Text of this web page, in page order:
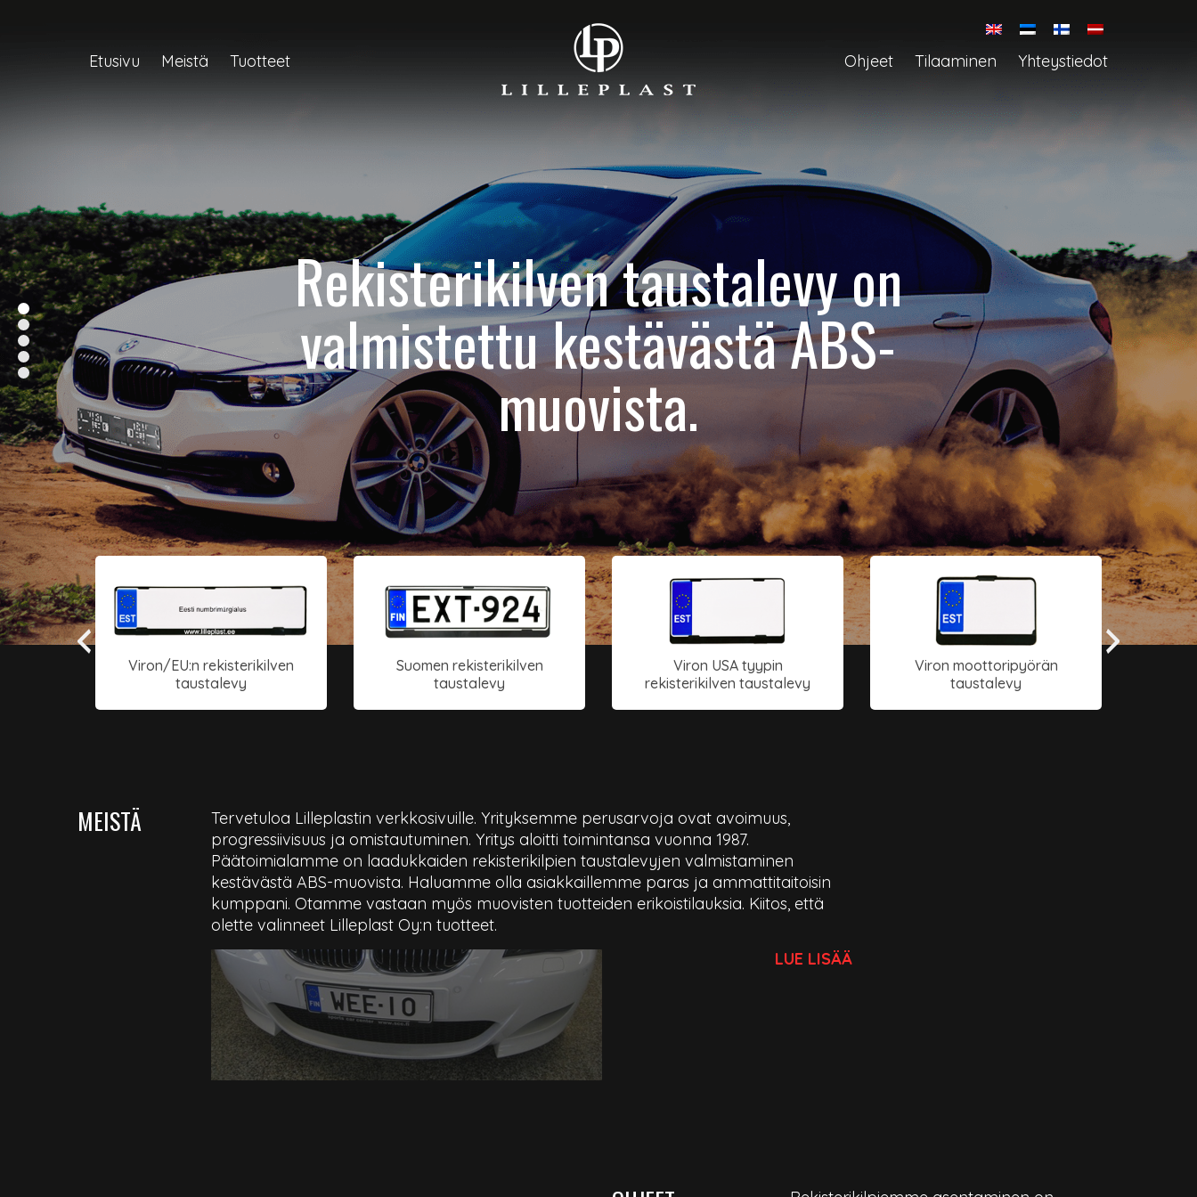
Etusivu Meistä Tuotteet Ohjeet Tilaaminen Yhteystiedot
Rekisterikilven taustalevy on
valmistettu kestävästä ABS-
muovista.
Viron/EU:n rekisterikilven
taustalevy
Suomen rekisterikilven
taustalevy
Viron USA tyypin
rekisterikilven taustalevy
Viron moottoripyörän
taustalevy
MEISTÄ
Tervetuloa Lilleplastin verkkosivuille. Yrityksemme perusarvoja ovat avoimuus,
progressiivisuus ja omistautuminen. Yritys aloitti toimintansa vuonna 1987.
Päätoimialamme on laadukkaiden rekisterikilpien taustalevyjen valmistaminen
kestävästä ABS-muovista. Haluamme olla asiakkaillemme paras ja ammattitaitoisin
kumppani. Otamme vastaan myös muovisten tuotteiden erikoistilauksia. Kiitos, että
olette valinneet Lilleplast Oy:n tuotteet.
LUE LISÄÄ